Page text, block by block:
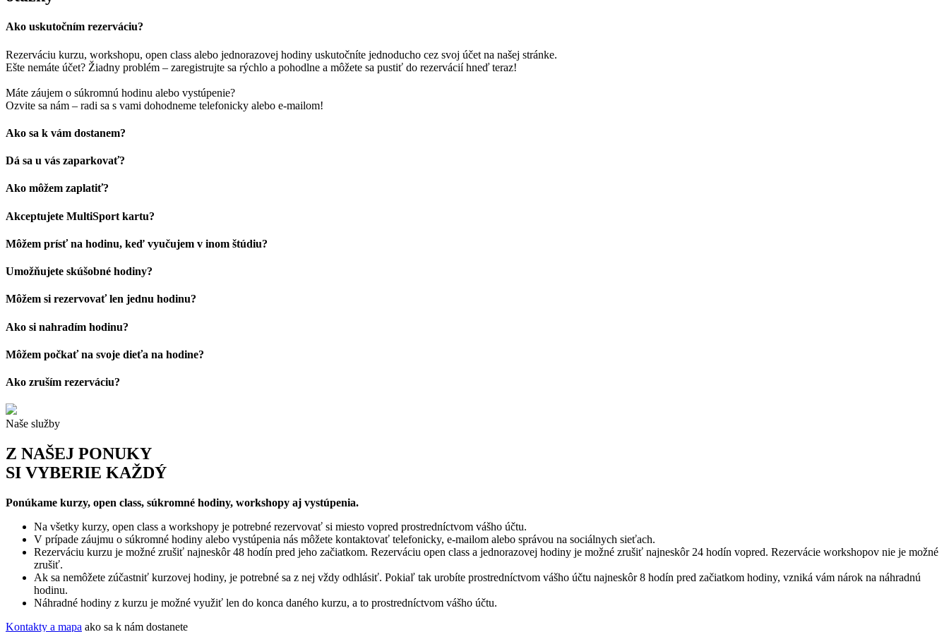
Ako uskutočním rezerváciu?
Rezerváciu kurzu, workshopu, open class alebo jednorazovej hodiny uskutočníte jednoducho cez svoj účet na našej stránke.
Ešte nemáte účet? Žiadny problém – zaregistrujte sa rýchlo a pohodlne a môžete sa pustiť do rezervácií hneď teraz!
Máte záujem o súkromnú hodinu alebo vystúpenie?
Ozvite sa nám – radi sa s vami dohodneme telefonicky alebo e-mailom!
Ako sa k vám dostanem?
Dá sa u vás zaparkovať?
Ako môžem zaplatiť?
Akceptujete MultiSport kartu?
Môžem prísť na hodinu, keď vyučujem v inom štúdiu?
Umožňujete skúšobné hodiny?
Môžem si rezervovať len jednu hodinu?
Ako si nahradím hodinu?
Môžem počkať na svoje dieťa na hodine?
Ako zruším rezerváciu?
Naše služby
Z NAŠEJ PONUKY
SI VYBERIE KAŽDÝ
Ponúkame kurzy, open class, súkromné hodiny, workshopy aj vystúpenia.
Na všetky kurzy, open class a workshopy je potrebné rezervovať si miesto vopred prostredníctvom vášho účtu.
V prípade záujmu o súkromné hodiny alebo vystúpenia nás môžete kontaktovať telefonicky, e-mailom alebo správou na sociálnych sieťach.
Rezerváciu kurzu je možné zrušiť najneskôr 48 hodín pred jeho začiatkom. Rezerváciu open class a jednorazovej hodiny je možné zrušiť najneskôr 24 hodín vopred. Rezervácie workshopov nie je možné
zrušiť.
Ak sa nemôžete zúčastniť kurzovej hodiny, je potrebné sa z nej vždy odhlásiť. Pokiaľ tak urobíte prostredníctvom vášho účtu najneskôr 8 hodín pred začiatkom hodiny, vzniká vám nárok na náhradnú
hodinu.
Náhradné hodiny z kurzu je možné využiť len do konca daného kurzu, a to prostredníctvom vášho účtu.
Kontakty a mapa ako sa k nám dostanete